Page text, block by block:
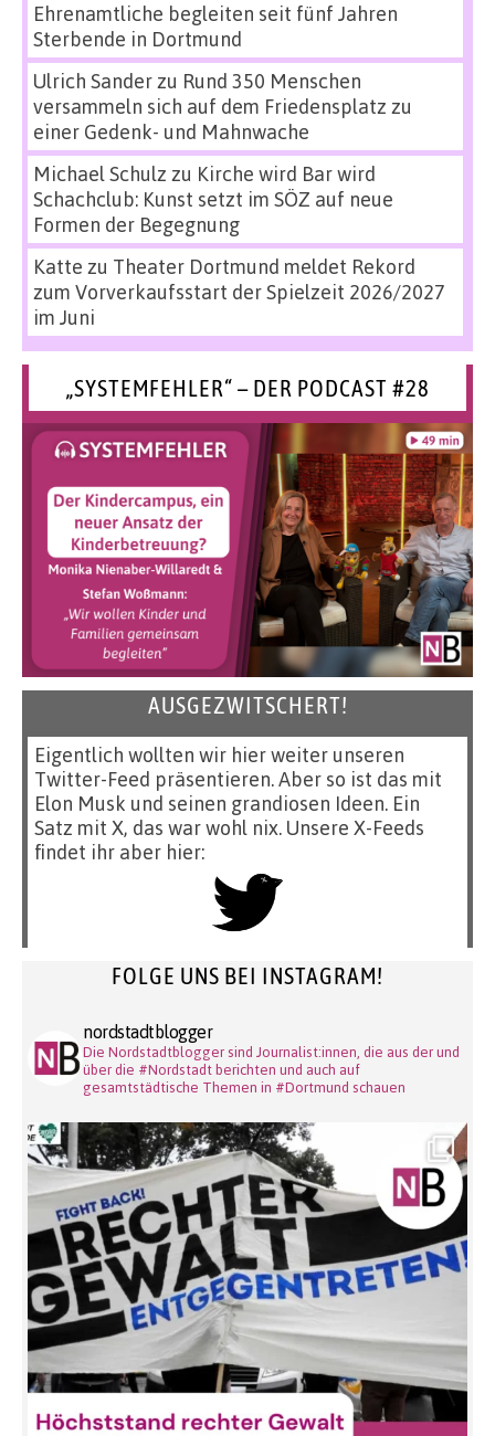
Ehrenamtliche begleiten seit fünf Jahren
Sterbende in Dortmund
Ulrich Sanderzu Rund 350 Menschen
versammeln sich auf dem Friedensplatz zu
einer Gedenk- und Mahnwache
Michael Schulz zu Kirche wird Bar wird
Schachclub: Kunst setzt im SÖZ auf neue
Formen der Begegnung
Katte zu Theater Dortmund meldet Rekord
zum Vorverkaufsstart der Spielzeit 2026/2027
im Juni
„SYSTEMFEHLER“ – DER PODCAST #28
AUSGEZWITSCHERT!
Eigentlich wollten wir hier weiter unseren
Twitter-Feed präsentieren. Aber so ist das mit
Elon Musk und seinen grandiosen Ideen. Ein
Satz mit X, das war wohl nix. Unsere X-Feeds
findet ihr aber hier:
FOLGE UNS BEI INSTAGRAM!
nordstadtblogger
Die Nordstadtblogger sind Journalist:innen, die aus der und
über die #Nordstadt berichten und auch auf
gesamtstädtische Themen in #Dortmund schauen